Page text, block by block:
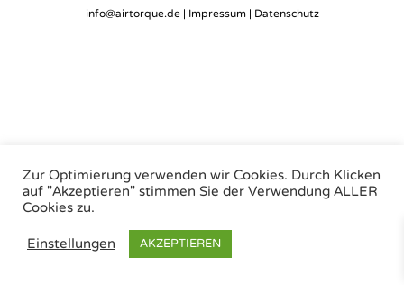
info@airtorque.de | Impressum| Datenschutz
Zur Optimierung verwenden wir Cookies. Durch Klicken
auf "Akzeptieren" stimmen Sie der Verwendung ALLER
Cookies zu.
Einstellungen AKZEPTIEREN